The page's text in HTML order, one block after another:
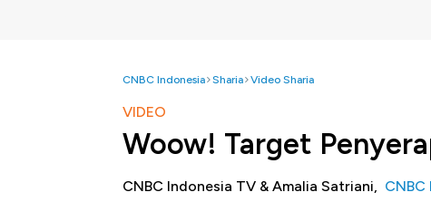
CNBC Indonesia Sharia Video Sharia
VIDEO
Woow! Target
CNBC Indonesia TV & Amalia Satriani, CNBC